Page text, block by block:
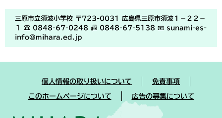
三原市立須波小学校 〒723-0031 広島県三原市須波１－２２－
１ ☎ 0848-67-0248 📠 0848-67-5138 📧 sunami-es-
info@mihara.ed.jp
個人情報の取り扱いについて 免責事項
このホームページについて 広告の募集について